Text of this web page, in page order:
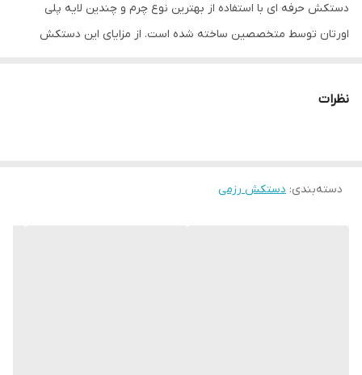
دستکش حرفه ای با استفاده از بهترین نوع چرم و چندین لایه پلی
اورتان توسط متخصصین ساخته شده است. از مزایای این دستکش
راحتی انگشتان دست هنگام استفاده و سهولت در انجام ضربان ورزشی از
نگهداری بهتر انگشتان دست و جلوگیری از آسیب های ورزشی می باشد.
نظرات
دسته‌بندی: دستکش رزمی